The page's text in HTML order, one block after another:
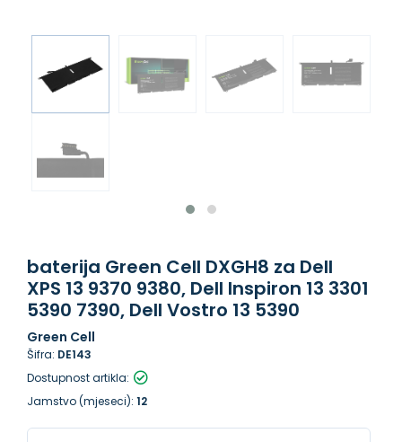
baterija Green Cell DXGH8 za Dell
XPS 13 9370 9380, Dell Inspiron 13 3301
5390 7390, Dell Vostro 13 5390
Green Cell
Šifra: DE143
Dostupnost artikla:
Jamstvo (mjeseci): 12